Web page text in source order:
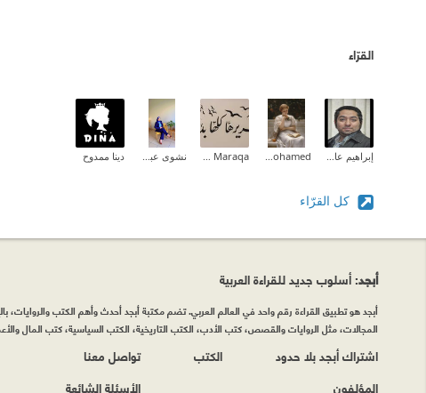
القرّاء
دينا ممدوح
كل القرّاء
أبجد: أسلوب جديد للقراءة العربية
أبجد هو تطبيق القراءة رقم واحد في العالم العربي. تضم مكتبة أبجد أحدث وأهم الكتب والروايات،
المجالات، مثل الروايات والقصص، كتب الأدب، الكتب التاريخية، الكتب السياسية، كتب المال
اشتراك أبجد بلا حدود
المؤلفون
الكتب
تواصل معنا
الأسئلة الشائعة